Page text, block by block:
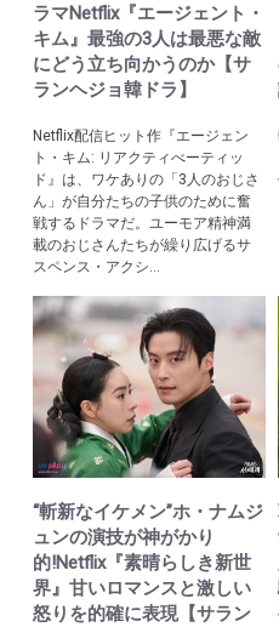
ラマNetflix『エージェント・
キム』最強の3人は最悪な敵
にどう立ち向かうのか【サ
ランヘジョ韓ドラ】
Netflix配信ヒット作『エージェン
ト・キム: リアクティべーティッ
ド』は、ワケありの「3人のおじさ
ん」が自分たちの子供のために奮
戦するドラマだ。ユーモア精神満
載のおじさんたちが繰り広げるサ
スペンス・アクシ...
“斬新なイケメン”ホ・ナムジ
ュンの演技が神がかり
的!Netflix『素晴らしき新世
界』甘いロマンスと激しい
怒りを的確に表現【サラン